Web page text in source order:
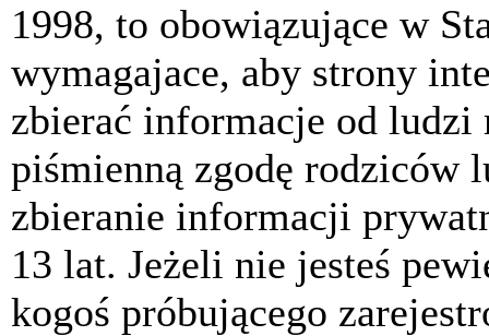
1998, to obowiązujące w
wymagajace, aby strony
zbierać informacje od
piśmienną zgodę rodziców
zbieranie informacji
13 lat. Jeżeli nie jesteś
kogoś próbującego